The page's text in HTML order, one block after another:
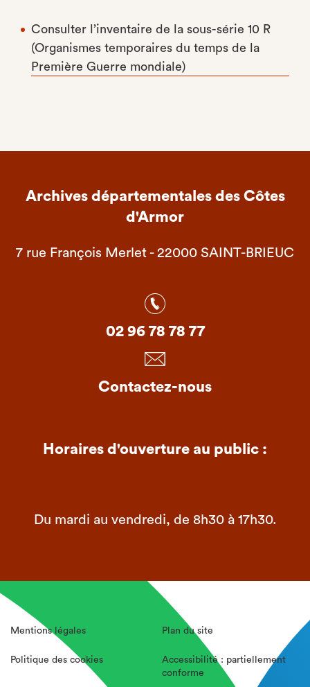
Consulter l’inventaire de la sous-série 10 R
(Organismes temporaires du temps de la
Première Guerre mondiale)
Archives départementales des Côtes
d'Armor
7 rue François Merlet - 22000 SAINT-BRIEUC
02 96 78 78 77
Contactez-nous
Horaires d'ouverture au public :
Du mardi au vendredi, de 8h30 à 17h30.
Mentions légales
Politique des cookies
Plan du site
Accessibilité : partiellement
conforme